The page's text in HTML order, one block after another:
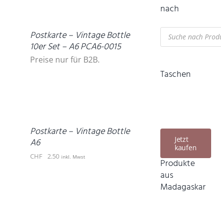
Postkarte – Vintage Bottle
10er Set – A6 PCA6-0015
Preise nur für B2B.
Postkarte – Vintage Bottle
A6
CHF 2.50 inkl. Mwst
nach
Products
search
Taschen
Jetzt
kaufen
Produkte
aus
Madagaskar